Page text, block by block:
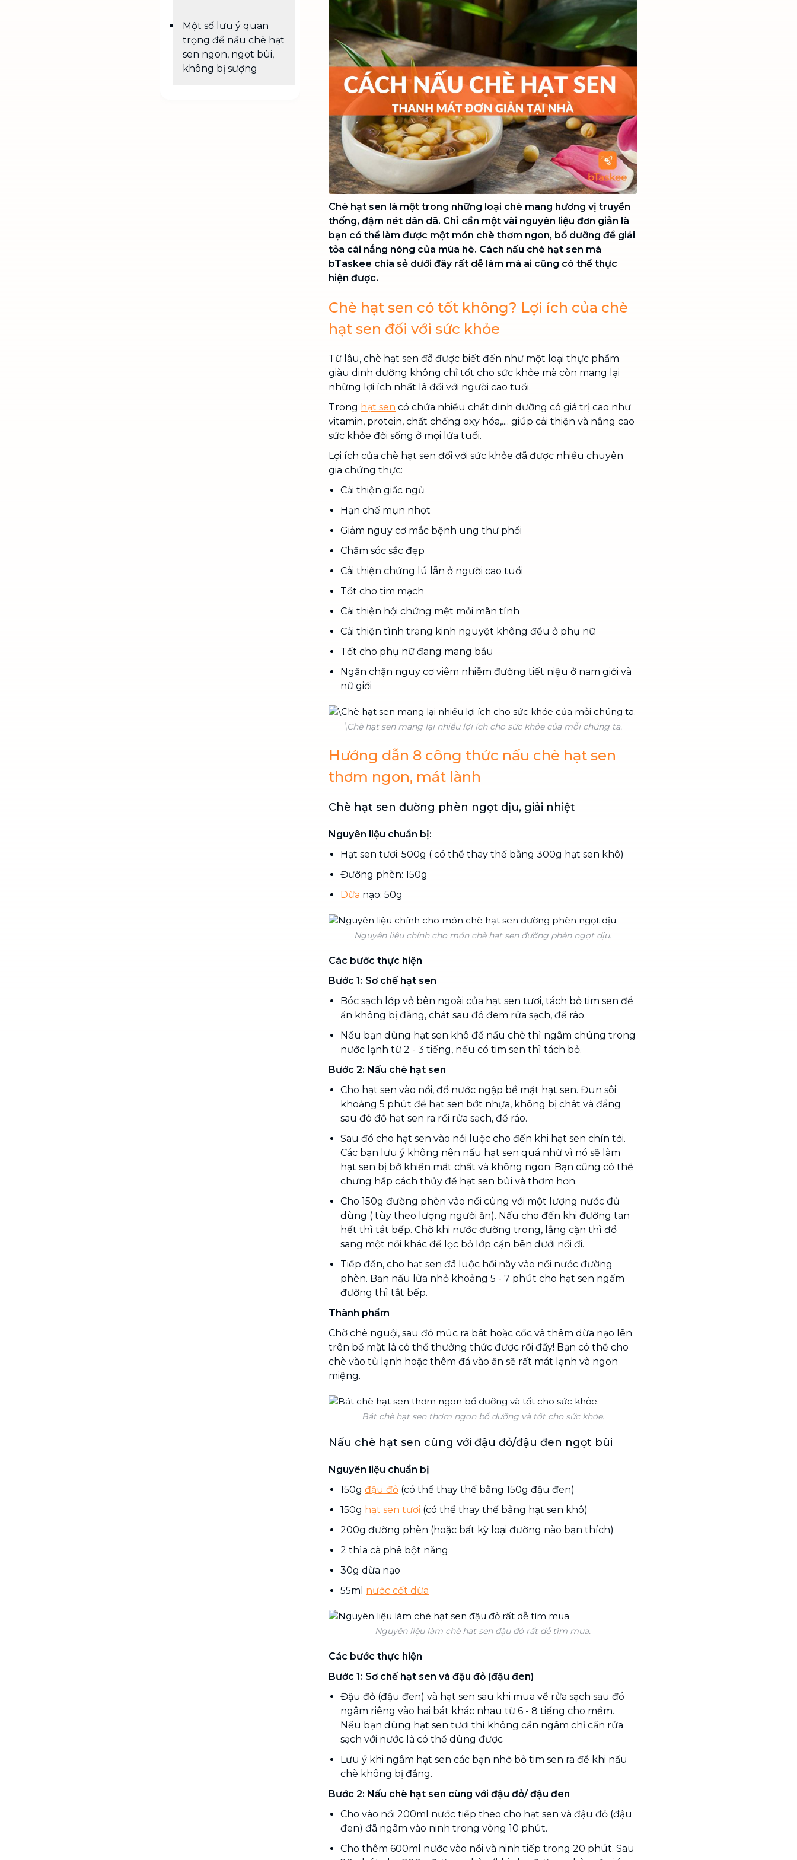
Chuyển nhà trọn gói, không lo dọn
dẹp nơi đi nơi đến
Vệ sinh công nghiệp NEW
Vệ sinh chuyên nghiệp cho văn
phòng, nhà xưởng, công trình lớn
Một số lưu ý quan
trọng để nấu chè hạt
sen ngon, ngọt bùi,
không bị sượng
Chè hạt sen là một trong những loại chè mang hương vị truyền
thống, đậm nét dân dã. Chỉ cần một vài nguyên liệu đơn giản là
bạn có thể làm được một món chè thơm ngon, bổ dưỡng để giải
tỏa cái nắng nóng của mùa hè. Cách nấu chè hạt sen mà
bTaskee chia sẻ dưới đây rất dễ làm mà ai cũng có thể thực
hiện được.
Chè hạt sen có tốt không? Lợi ích của chè
hạt sen đối với sức khỏe
Từ lâu, chè hạt sen đã được biết đến như một loại thực phẩm
giàu dinh dưỡng không chỉ tốt cho sức khỏe mà còn mang lại
những lợi ích nhất là đối với người cao tuổi.
Trong hạt sen có chứa nhiều chất dinh dưỡng có giá trị cao như
vitamin, protein, chất chống oxy hóa,.... giúp cải thiện và nâng cao
sức khỏe đời sống ở mọi lứa tuổi.
Lợi ích của chè hạt sen đối với sức khỏe đã được nhiều chuyên
gia chứng thực:
Cải thiện giấc ngủ
Hạn chế mụn nhọt
Giảm nguy cơ mắc bệnh ung thư phổi
Chăm sóc sắc đẹp
Cải thiện chứng lú lẫn ở người cao tuổi
Tốt cho tim mạch
Cải thiện hội chứng mệt mỏi mãn tính
Cải thiện tình trạng kinh nguyệt không đều ở phụ nữ
Tốt cho phụ nữ đang mang bầu
Ngăn chặn nguy cơ viêm nhiễm đường tiết niệu ở nam giới và
nữ giới
\Chè hạt sen mang lại nhiều lợi ích cho sức khỏe của mỗi chúng ta.
Hướng dẫn 8 công thức nấu chè hạt sen
thơm ngon, mát lành
Chè hạt sen đường phèn ngọt dịu, giải nhiệt
Nguyên liệu chuẩn bị:
Hạt sen tươi: 500g ( có thể thay thế bằng 300g hạt sen khô)
Đường phèn: 150g
Dừa nạo: 50g
Nguyên liệu chính cho món chè hạt sen đường phèn ngọt dịu.
Các bước thực hiện
Bước 1: Sơ chế hạt sen
Bóc sạch lớp vỏ bên ngoài của hạt sen tươi, tách bỏ tim sen để
ăn không bị đắng, chát sau đó đem rửa sạch, để ráo.
Nếu bạn dùng hạt sen khô để nấu chè thì ngâm chúng trong
nước lạnh từ 2 - 3 tiếng, nếu có tim sen thì tách bỏ.
Bước 2: Nấu chè hạt sen
Cho hạt sen vào nồi, đổ nước ngập bề mặt hạt sen. Đun sôi
khoảng 5 phút để hạt sen bớt nhựa, không bị chát và đắng
sau đó đổ hạt sen ra rồi rửa sạch, để ráo.
Sau đó cho hạt sen vào nồi luộc cho đến khi hạt sen chín tới.
Các bạn lưu ý không nên nấu hạt sen quá nhừ vì nó sẽ làm
hạt sen bị bở khiến mất chất và không ngon. Bạn cũng có thể
chưng hấp cách thủy để hạt sen bùi và thơm hơn.
Cho 150g đường phèn vào nồi cùng với một lượng nước đủ
dùng ( tùy theo lượng người ăn). Nấu cho đến khi đường tan
hết thì tắt bếp. Chờ khi nước đường trong, lắng cặn thì đổ
sang một nồi khác để lọc bỏ lớp cặn bên dưới nồi đi.
Tiếp đến, cho hạt sen đã luộc hồi nãy vào nồi nước đường
phèn. Bạn nấu lửa nhỏ khoảng 5 - 7 phút cho hạt sen ngấm
đường thì tắt bếp.
Thành phẩm
Chờ chè nguội, sau đó múc ra bát hoặc cốc và thêm dừa nạo lên
trên bề mặt là có thể thưởng thức được rồi đấy! Bạn có thể cho
chè vào tủ lạnh hoặc thêm đá vào ăn sẽ rất mát lạnh và ngon
miệng.
Bát chè hạt sen thơm ngon bổ dưỡng và tốt cho sức khỏe.
Nấu chè hạt sen cùng với đậu đỏ/đậu đen ngọt bùi
Nguyên liệu chuẩn bị
150g đậu đỏ (có thể thay thế bằng 150g đậu đen)
150g hạt sen tươi (có thể thay thế bằng hạt sen khô)
200g đường phèn (hoặc bất kỳ loại đường nào bạn thích)
2 thìa cà phê bột năng
30g dừa nạo
55ml nước cốt dừa
Nguyên liệu làm chè hạt sen đậu đỏ rất dễ tìm mua.
Các bước thực hiện
Bước 1: Sơ chế hạt sen và đậu đỏ (đậu đen)
Đậu đỏ (đậu đen) và hạt sen sau khi mua về rửa sạch sau đó
ngâm riêng vào hai bát khác nhau từ 6 - 8 tiếng cho mềm.
Nếu bạn dùng hạt sen tươi thì không cần ngâm chỉ cần rửa
sạch với nước là có thể dùng được
Lưu ý khi ngâm hạt sen các bạn nhớ bỏ tim sen ra để khi nấu
chè không bị đắng.
Bước 2: Nấu chè hạt sen cùng với đậu đỏ/ đậu đen
Cho vào nồi 200ml nước tiếp theo cho hạt sen và đậu đỏ (đậu
đen) đã ngâm vào ninh trong vòng 10 phút.
Cho thêm 600ml nước vào nồi và ninh tiếp trong 20 phút. Sau